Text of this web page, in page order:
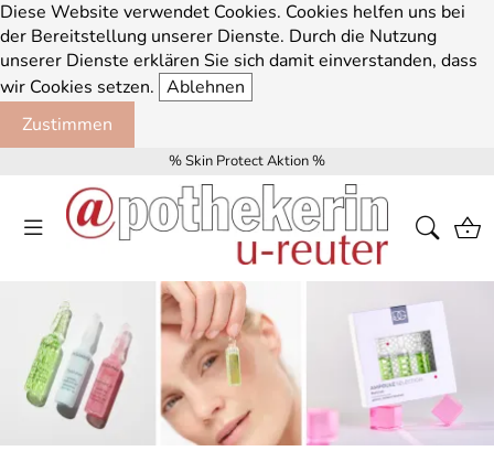
Diese Website verwendet Cookies. Cookies helfen uns bei
der Bereitstellung unserer Dienste. Durch die Nutzung
unserer Dienste erklären Sie sich damit einverstanden, dass
wir Cookies setzen. Ablehnen
Zustimmen
% Skin Protect Aktion %